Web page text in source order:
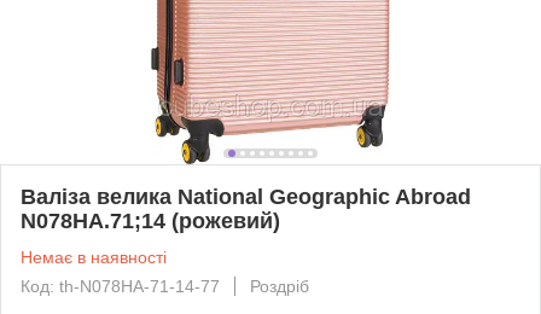
Валіза велика National Geographic Abroad
N078HA.71;14 (рожевий)
Немає в наявності
Код: th-N078HA-71-14-77
Роздріб